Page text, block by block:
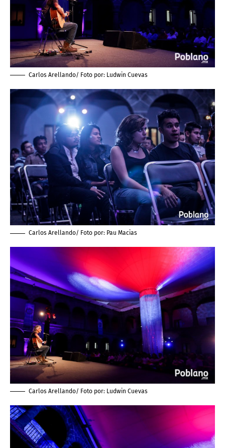
Carlos Arellando/ Foto por: Ludwin Cuevas
Carlos Arellando/ Foto por: Pau Macias
Carlos Arellando/ Foto por: Ludwin Cuevas